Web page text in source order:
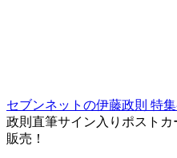
セブンネットの伊藤政則 特
政則直筆サイン入りポスト
販売！